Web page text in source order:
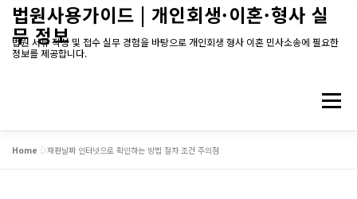
법원사용가이드 | 개인회생·이혼·형사 실
무 정보
법원 서류 작성 및 접수 실무 경험을 바탕으로 개인회생 형사 이혼 민사소송에 필요한
정보를 제공합니다.
메뉴
Home »재판날짜 인터넷으로 확인하는 방법 절차 조건 주의점